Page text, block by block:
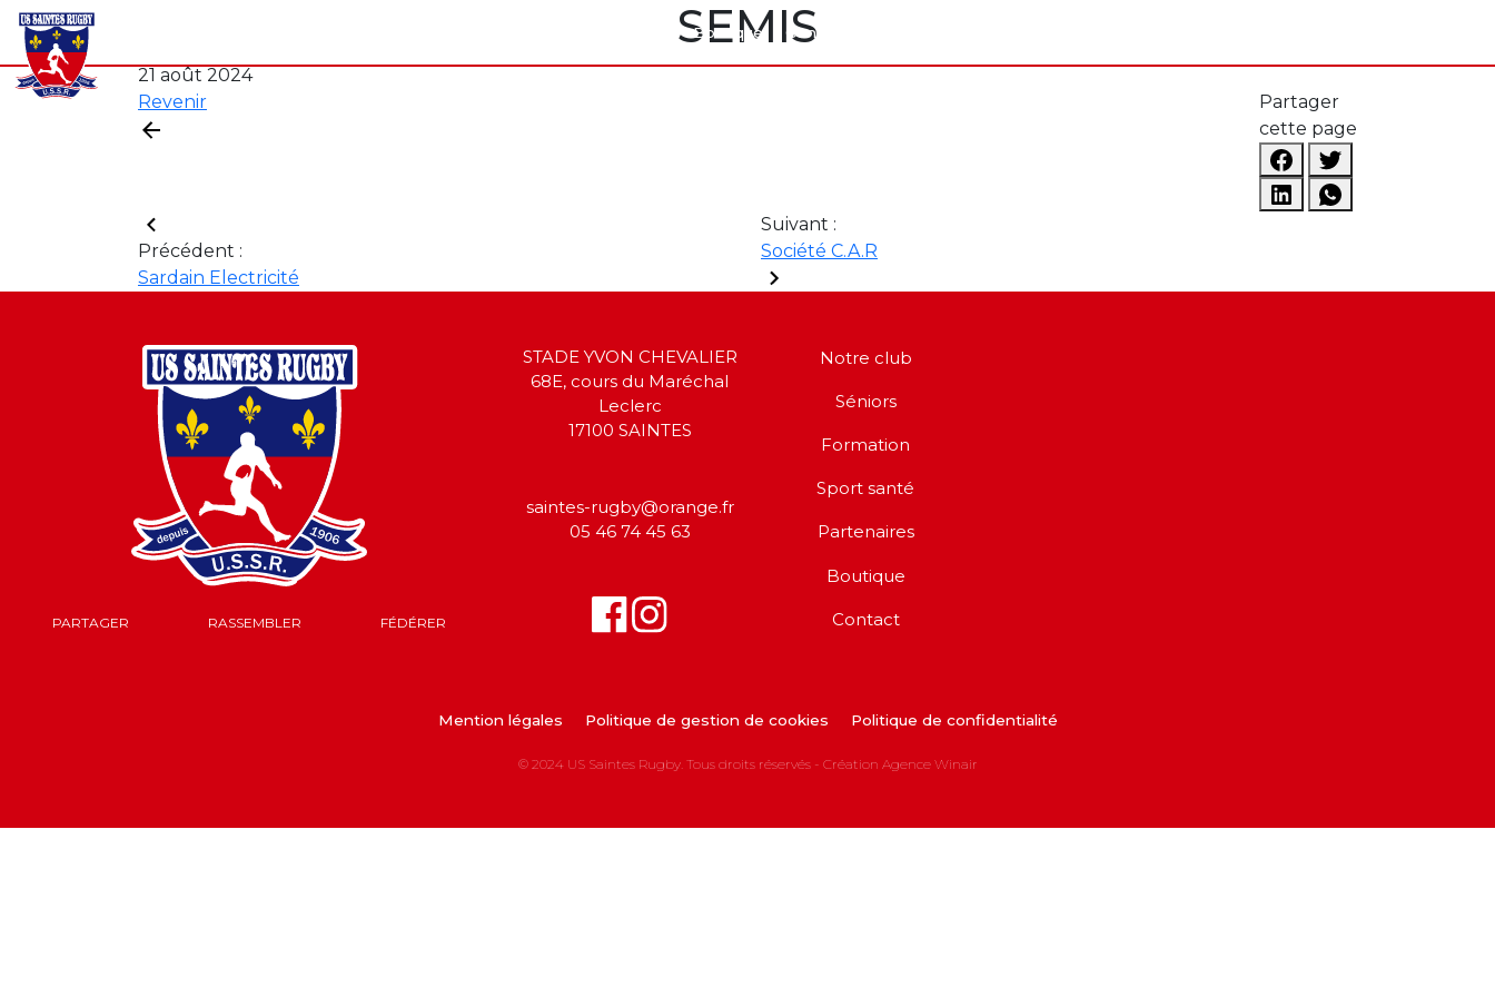
Boutique Contact
SEMIS
21 août 2024
Revenir
Partager
cette page
Précédent :
Sardain Electricité
Suivant :
Société C.A.R
PARTAGER RASSEMBLER FÉDÉRER
STADE YVON CHEVALIER
68E, cours du Maréchal
Leclerc
17100 SAINTES
saintes-rugby@orange.fr
05 46 74 45 63
Notre club
Séniors
Formation
Sport santé
Partenaires
Boutique
Contact
Mention légales Politique de gestion de cookies Politique de confidentialité
© 2024 US Saintes Rugby. Tous droits réservés - Création Agence Winair